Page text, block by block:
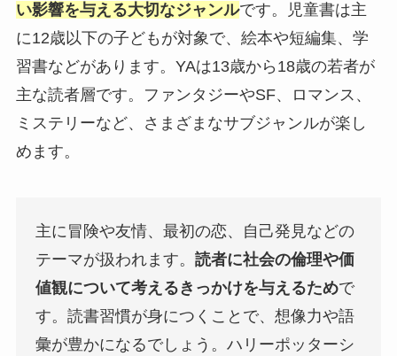
い影響を与える大切なジャンルです。児童書は主
に12歳以下の子どもが対象で、絵本や短編集、学
習書などがあります。YAは13歳から18歳の若者が
主な読者層です。ファンタジーやSF、ロマンス、
ミステリーなど、さまざまなサブジャンルが楽し
めます。
主に冒険や友情、最初の恋、自己発見などの
テーマが扱われます。読者に社会の倫理や価
値観について考えるきっかけを与えるためで
す。読書習慣が身につくことで、想像力や語
彙が豊かになるでしょう。ハリーポッターシ